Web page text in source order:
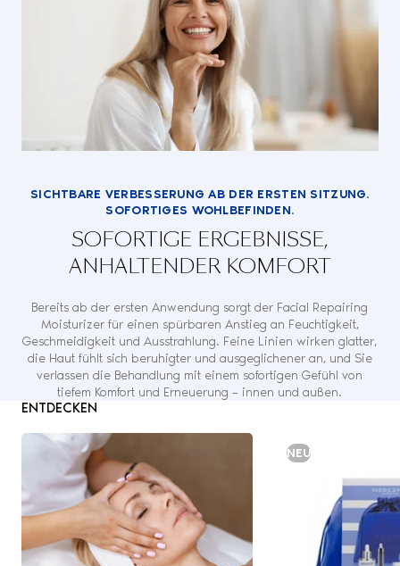
SICHTBARE VERBESSERUNG AB DER ERSTEN SITZUNG.
SOFORTIGES WOHLBEFINDEN.
SOFORTIGE ERGEBNISSE,
ANHALTENDER KOMFORT
Bereits ab der ersten Anwendung sorgt der Facial Repairing
Moisturizer für einen spürbaren Anstieg an Feuchtigkeit,
Geschmeidigkeit und Ausstrahlung. Feine Linien wirken glatter,
die Haut fühlt sich beruhigter und ausgeglichener an, und Sie
verlassen die Behandlung mit einem sofortigen Gefühl von
tiefem Komfort und Erneuerung – innen und außen.
ENTDECKEN
NEU